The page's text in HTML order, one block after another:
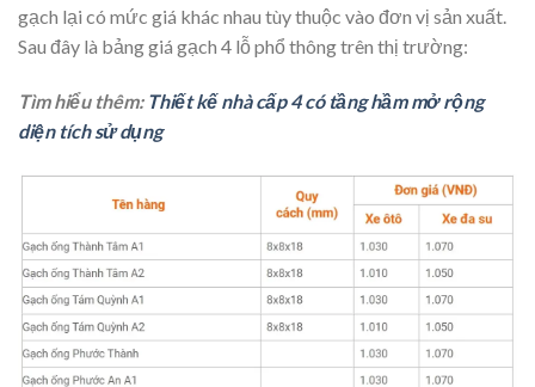
gạch lại có mức giá khác nhau tùy thuộc vào đơn vị sản xuất.
Sau đây là bảng giá gạch 4 lỗ phổ thông trên thị trường:
Tìm hiểu thêm: Thiết kế nhà cấp 4 có tầng hầm mở rộng
diện tích sử dụng